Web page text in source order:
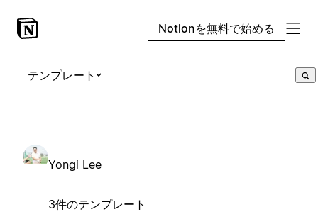
Notionを無料で始める
テンプレート
Yongi Lee
3件のテンプレート